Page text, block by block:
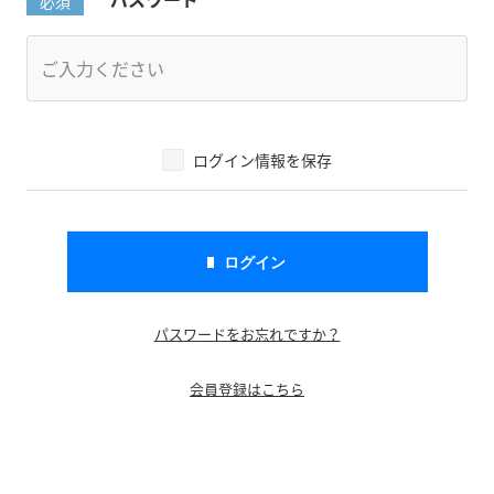
ログイン情報を保存
パスワードをお忘れですか？
会員登録はこちら